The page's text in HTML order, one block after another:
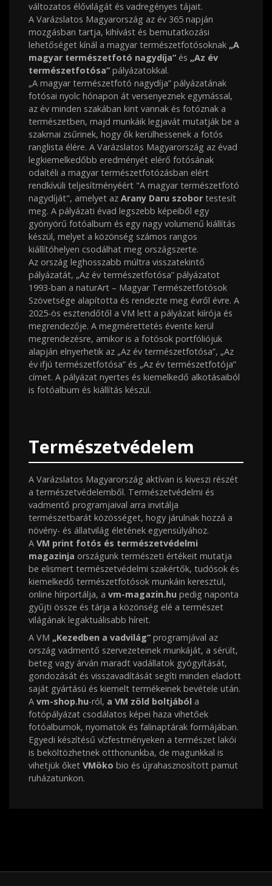
változatos élővilágát és vadregényes tájait.
A Varázslatos Magyarország az év 365 napján
mozgásban tartja, kihívást és bemutatkozási
lehetőséget kínál a magyar természetfotósoknak „A
magyar természetfotó nagydíja” és „Az év
természetfotósa” pályázatokkal.
„A magyar természetfotó nagydíja” pályázatának
fotósai nyolc hónapon át versenyeznek egymással,
az év minden szakában kint vannak és fotóznak a
természetben, majd munkáik legjavát mutatják be a
szakmai zsűrinek, hogy ők kerülhessenek a fotós
ranglista élére. A Varázslatos Magyarország az évad
legkiemelkedőbb eredményét elérő fotósának
odaítéli a magyar természetfotózásban elért
rendkívüli teljesítményéért "A magyar természetfotó
nagydíját", amelyet az Arany Daru szobor testesít
meg. A pályázati évad legszebb képeiből egy
gyönyörű fotóalbum és egy nagy volumenű kiállítás
készül, melyet a közönség számos rangos
kiállítóhelyen csodálhat meg országszerte.
Az ország leghosszabb múltra visszatekintő
pályázatát, „Az év természetfotósa” pályázatot
1993-ban a naturArt – Magyar Természetfotósok
Szövetsége alapította és rendezte meg évről évre. A
2025-ös esztendőtől a VM lett a pályázat kiírója és
megrendezője. A megmérettetés évente kerül
megrendezésre, amikor is a fotósok portfóliójuk
alapján elnyerhetik az „Az év természetfotósa”, „Az
év ifjú természetfotósa” és „Az év természetfotója”
címet. A pályázat nyertes és kiemelkedő alkotásaiból
is fotóalbum és kiállítás készül.
Természetvédelem
A Varázslatos Magyarország aktívan is kiveszi részét
a természetvédelemből. Természetvédelmi és
vadmentő programjaival arra invitálja
természetbarát közösséget, hogy járulnak hozzá a
növény- és állatvilág életének egyensúlyához.
A VM print fotós és természetvédelmi
magazinja országunk természeti értékeit mutatja
be elismert természetvédelmi szakértők, tudósok és
kiemelkedő természetfotósok munkáin keresztül,
online hírportálja, a vm-magazin.hu pedig naponta
gyűjti össze és tárja a közönség elé a természet
világának legaktuálisabb híreit.
A VM „Kezedben a vadvilág” programjával az
ország vadmentő szervezeteinek munkáját, a sérült,
beteg vagy árván maradt vadállatok gyógyítását,
gondozását és visszavadítását segíti minden eladott
saját gyártású és kiemelt termékeinek bevétele után.
A vm-shop.hu-ról, a VM zöld boltjából a
fotópályázat csodálatos képei haza vihetőek
fotóalbumok, nyomatok és falinaptárak formájában.
Egyedi készítésű vízfestményeken a természet lakói
is beköltözhetnek otthonunkba, de magunkkal is
vihetjük őket VMöko bio és újrahasznosított pamut
ruházatunkon.